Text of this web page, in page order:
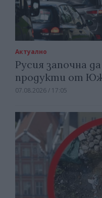
Актуално
Русия започна
продукти от
07.08.2026 / 17:05